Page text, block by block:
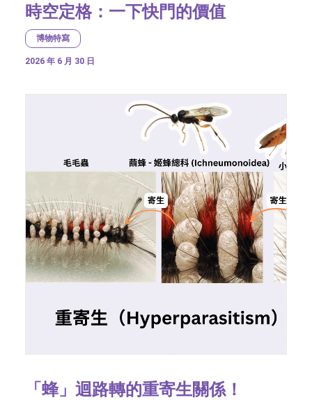
時空定格：一下快門的價值
博物特寫
2026 年 6 月 30 日
「蜂」迴路轉的重寄生關係！